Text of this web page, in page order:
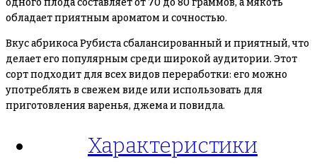
одного плода составляет от 70 до 80 граммов, а мякоть
обладает приятным ароматом и сочностью.
Вкус абрикоса Рубиста сбалансированный и приятный, что
делает его популярным среди широкой аудитории. Этот
сорт подходит для всех видов переработки: его можно
употреблять в свежем виде или использовать для
приготовления варенья, джема и повидла.
Характеристики